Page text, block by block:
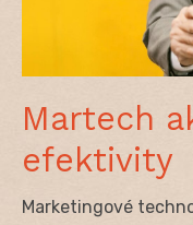
Martech
efektivity
Marketingové